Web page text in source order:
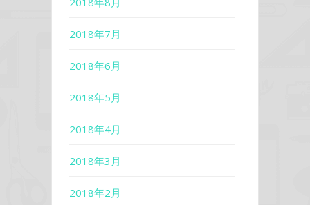
2018年7月
2018年6月
2018年5月
2018年4月
2018年3月
2018年2月